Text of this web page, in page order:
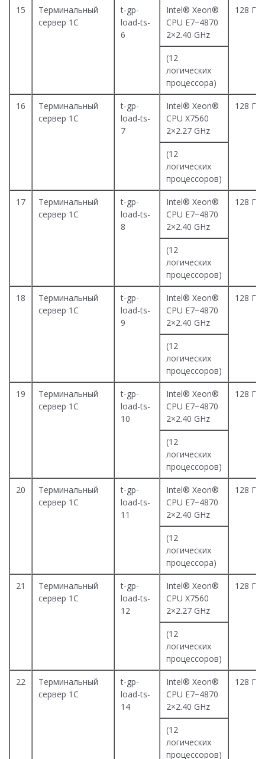
15
Терминальный
сервер 1С
t-gp-
load-ts-
6
Intel® Xeon®
CPU E7−4870
2×2.40 GHz
128 Гб
(12
логических
процессора)
16
Терминальный
сервер 1С
t-gp-
load-ts-
7
Intel® Xeon®
CPU X7560
2×2.27 GHz
128 Гб
(12
логических
процессоров)
17
Терминальный
сервер 1С
t-gp-
load-ts-
8
Intel® Xeon®
CPU E7−4870
2×2.40 GHz
128 Гб
(12
логических
процессоров)
18
Терминальный
сервер 1С
t-gp-
load-ts-
9
Intel® Xeon®
CPU E7−4870
2×2.40 GHz
128 Гб
(12
логических
процессоров)
19
Терминальный
сервер 1С
t-gp-
load-ts-
10
Intel® Xeon®
CPU E7−4870
2×2.40 GHz
128 Гб
(12
логических
процессоров)
20
Терминальный
сервер 1С
t-gp-
load-ts-
11
Intel® Xeon®
CPU E7−4870
2×2.40 GHz
128 Гб
(12
логических
процессора)
21
Терминальный
сервер 1С
t-gp-
load-ts-
12
Intel® Xeon®
CPU X7560
2×2.27 GHz
128 Гб
(12
логических
процессоров)
22
Терминальный
сервер 1С
t-gp-
load-ts-
14
Intel® Xeon®
CPU E7−4870
2×2.40 GHz
128 Гб
(12
логических
процессоров)